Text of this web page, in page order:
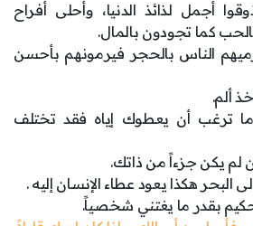
أجمل لذائذ الدنيا، وأحلى أفراح
كما تجودون بالمال.
الناس بالحجر فيرمونهم بأحسن
ألم.
ما ترغب أن يعطوك إياه فقد تختلف
لم يكن جزءاً من ذاتك.
البحر هكذا يعود عطاء الإنسان إليه .
بقدر ما يغتني شخصياً.